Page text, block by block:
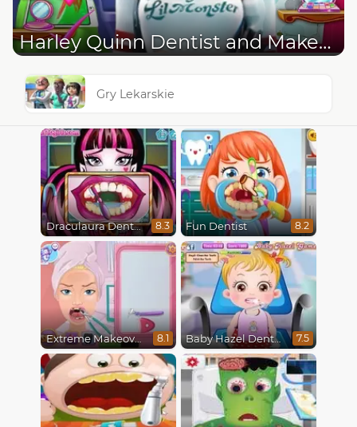
Harley Quinn Dentist and Make-Up
Gry Lekarskie
Draculaura Dentist 8.3 Fun Dentist 8.2
Extreme Makeover 8.1 Baby Hazel Dental Care 7.5